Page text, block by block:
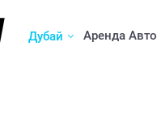
Дубай Аренда Авто